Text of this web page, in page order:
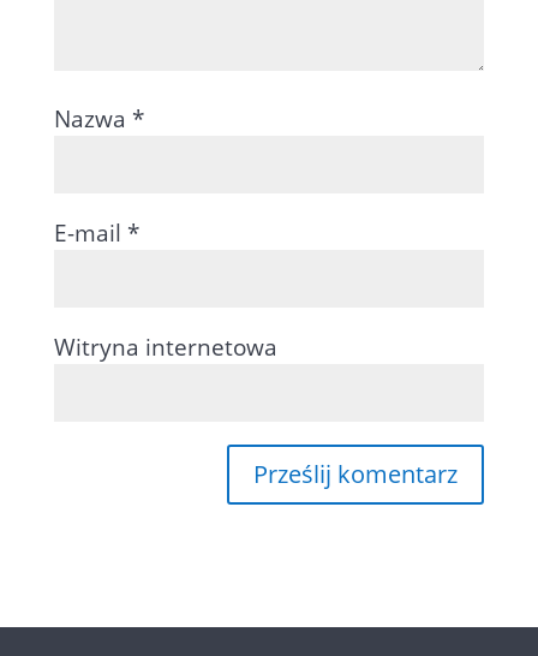
Nazwa *
E-mail *
Witryna internetowa